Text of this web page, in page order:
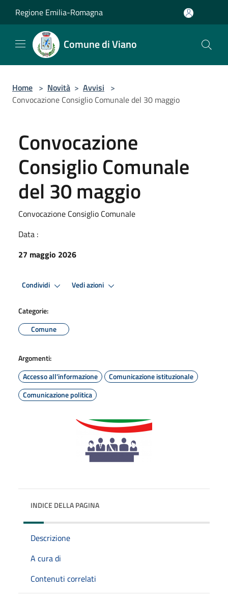
Regione Emilia-Romagna
Comune di Viano
Home > Novità > Avvisi >
Convocazione Consiglio Comunale del 30 maggio
Convocazione
Consiglio Comunale
del 30 maggio
Convocazione Consiglio Comunale
Data :
27 maggio 2026
Condividi Vedi azioni
Categorie:
Comune
Argomenti:
Accesso all'informazione
Comunicazione istituzionale
Comunicazione politica
INDICE DELLA PAGINA
Descrizione
A cura di
Contenuti correlati